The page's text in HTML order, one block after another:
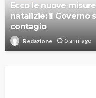
Ecco le nuove
natalizie: il Governo
contagio
Redazione 5 anni ago